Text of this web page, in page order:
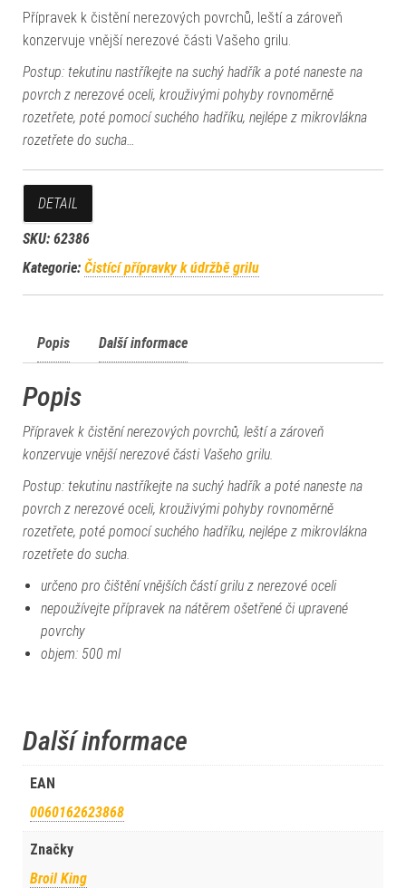
Přípravek k čistění nerezových povrchů, leští a zároveň
konzervuje vnější nerezové části Vašeho grilu.
Postup: tekutinu nastříkejte na suchý hadřík a poté naneste na
povrch z nerezové oceli, krouživými pohyby rovnoměrně
rozetřete, poté pomocí suchého hadříku, nejlépe z mikrovlákna
rozetřete do sucha…
DETAIL
SKU: 62386
Kategorie: Čistící přípravky k údržbě grilu
Popis Další informace
Popis
Přípravek k čistění nerezových povrchů, leští a zároveň
konzervuje vnější nerezové části Vašeho grilu.
Postup: tekutinu nastříkejte na suchý hadřík a poté naneste na
povrch z nerezové oceli, krouživými pohyby rovnoměrně
rozetřete, poté pomocí suchého hadříku, nejlépe z mikrovlákna
rozetřete do sucha.
určeno pro čištění vnějších částí grilu z nerezové oceli
nepoužívejte přípravek na nátěrem ošetřené či upravené
povrchy
objem: 500 ml
Další informace
EAN
0060162623868
Značky
Broil King